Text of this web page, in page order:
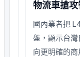
物流車搶
國內業者把
盤，顯示台
向更明確的商